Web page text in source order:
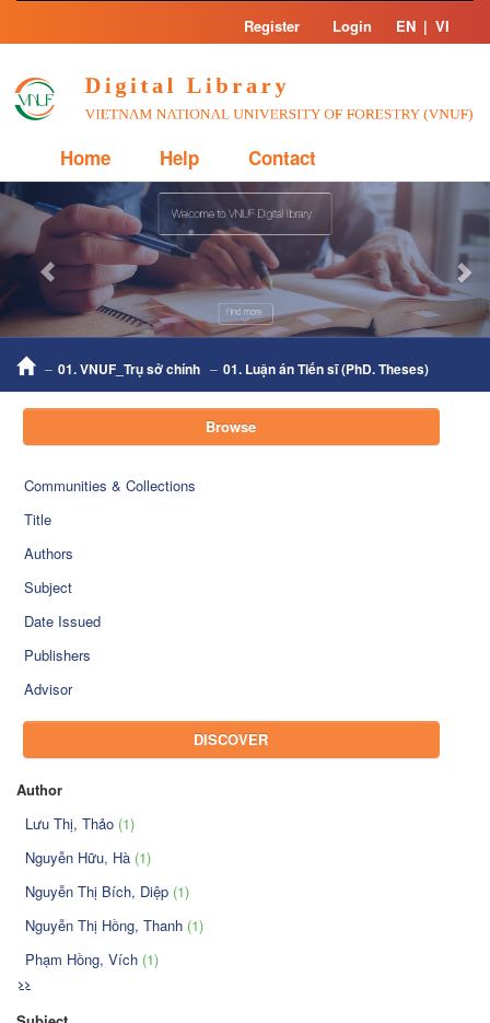
Skip
Register Login EN | VI
Home Help Contact
Previous
01. VNUF_Trụ sở chính 01. Luận án Tiến sĩ (PhD. Theses)
Browse
Communities & Collections
Title
Authors
Subject
Date Issued
Publishers
Advisor
DISCOVER
Author
Lưu Thị, Thảo (1)
Nguyễn Hữu, Hà (1)
Nguyễn Thị Bích, Diệp (1)
Nguyễn Thị Hồng, Thanh (1)
Phạm Hồng, Vích (1)
>>